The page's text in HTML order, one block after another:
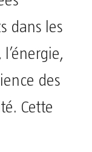
dans les
des
Cette